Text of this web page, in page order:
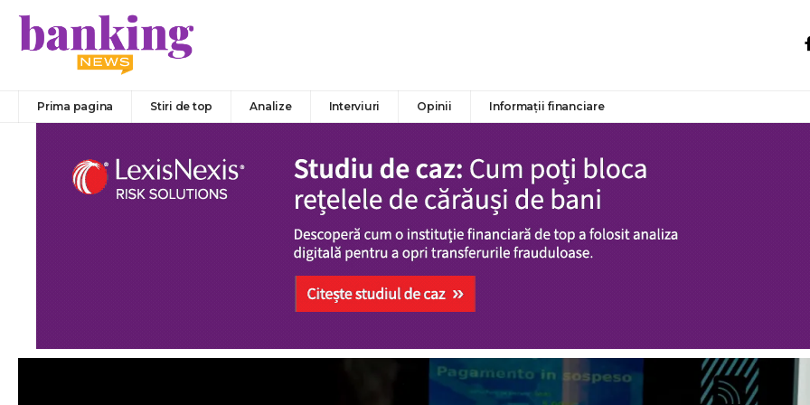
Prima pagina Stiri de top Analize Interviuri Opinii Informații financiare